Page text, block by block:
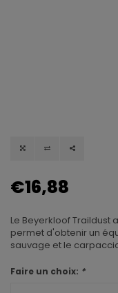
€16,88
Le Beyerkloof Traildust
permet d'obtenir un
sauvage et le
Faire un choix: *